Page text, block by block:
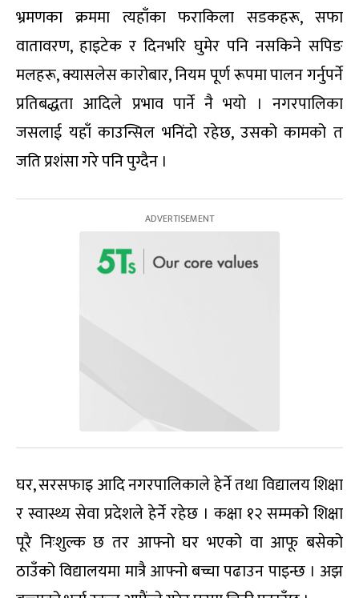
भ्रमणका क्रममा त्यहाँका फराकिला सडकहरू, सफा
वातावरण, हाइटेक र दिनभरि घुमेर पनि नसकिने सपिङ
मलहरू, क्यासलेस कारोबार, नियम पूर्ण रूपमा पालन गर्नुपर्ने
प्रतिबद्धता आदिले प्रभाव पार्ने नै भयो । नगरपालिका
जसलाई यहाँ काउन्सिल भनिंदो रहेछ, उसको कामको त
जति प्रशंसा गरे पनि पुग्दैन ।
घर, सरसफाइ आदि नगरपालिकाले हेर्ने तथा विद्यालय शिक्षा
र स्वास्थ्य सेवा प्रदेशले हेर्ने रहेछ । कक्षा १२ सम्मको शिक्षा
पूरै निःशुल्क छ तर आफ्नो घर भएको वा आफू बसेको
ठाउँको विद्यालयमा मात्रै आफ्नो बच्चा पढाउन पाइन्छ । अझ